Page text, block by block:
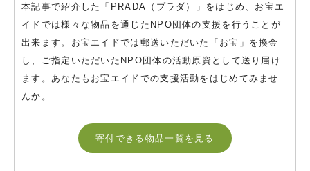
本記事で紹介した「PRADA（プラダ）」をはじめ、お宝エ
イドでは様々な物品を通じたNPO団体の支援を行うことが
出来ます。お宝エイドでは郵送いただいた「お宝」を換金
し、ご指定いただいたNPO団体の活動原資として送り届け
ます。あなたもお宝エイドでの支援活動をはじめてみませ
んか。
寄付できる物品一覧を見る